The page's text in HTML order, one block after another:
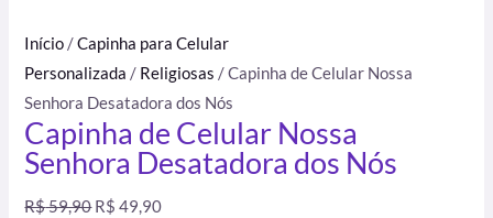
Início /Capinha para Celular
Personalizada / Religiosas / Capinha de Celular Nossa
Senhora Desatadora dos Nós
Capinha de Celular Nossa
Senhora Desatadora dos Nós
R$59,90 R$ 49,90